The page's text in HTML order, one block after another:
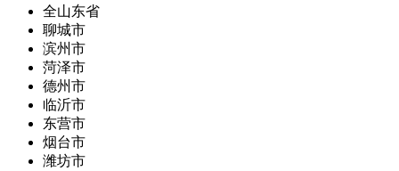
全山东省
聊城市
滨州市
菏泽市
德州市
临沂市
东营市
烟台市
潍坊市